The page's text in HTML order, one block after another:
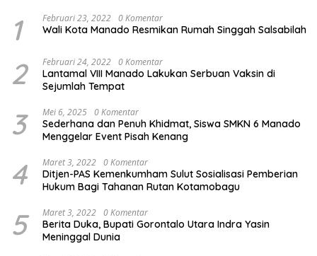
1 Februari 23, 2022 0 Komentar
Wali Kota Manado Resmikan Rumah Singgah Salsabilah
2 Februari 24, 2022 0 Komentar
Lantamal VIII Manado Lakukan Serbuan Vaksin di
Sejumlah Tempat
3 Mei 6, 2025 0 Komentar
Sederhana dan Penuh Khidmat, Siswa SMKN 6 Manado
Menggelar Event Pisah Kenang
4 Maret 3, 2022 0 Komentar
Ditjen-PAS Kemenkumham Sulut Sosialisasi Pemberian
Hukum Bagi Tahanan Rutan Kotamobagu
5 Maret 3, 2022 0 Komentar
Berita Duka, Bupati Gorontalo Utara Indra Yasin
Meninggal Dunia